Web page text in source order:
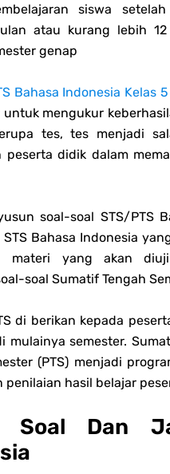
siswa
atau kurang lebih
genap
Bahasa Indonesia Kelas 5
untuk mengukur
tes, tes menjadi
peserta didik dalam
soal-soal STS/PTS
Bahasa Indonesia
materi yang akan
soal Sumatif Tengah
di berikan kepada
mulainya semester.
(PTS) menjadi
penilaian hasil belajar
Soal Dan